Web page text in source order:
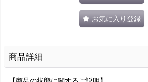
お気に入り登録
商品詳細
【商品の状態に関するご説明】